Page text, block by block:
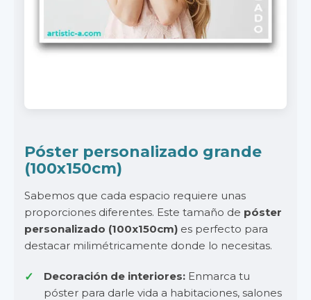
Póster personalizado grande
(100x150cm)
Sabemos que cada espacio requiere unas
proporciones diferentes. Este tamaño de póster
personalizado (100x150cm) es perfecto para
destacar milimétricamente donde lo necesitas.
Decoración de interiores: Enmarca tu
póster para darle vida a habitaciones, salones